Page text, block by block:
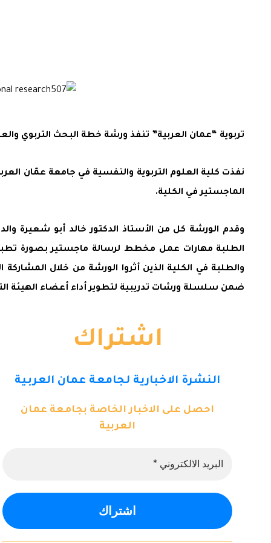
تربوية “عمان العربية” تنفذ ورشة خطة البحث التربوي
نفذت كلية العلوم التربوية والنفسية في جامعة عمّان
الماجستير في الكلية.
وقدم الورشة كل من الأستاذ الدكتور خالد أبو شعيرة
الطلبة مهارات عمل مخطط لرسالة ماجستير بصورة
والطلبة في الكلية الذين أثروا الورشة من خلال
ضمن سلسلة ورشات تدريبية لتطوير أداء أعضاء الهيئة
اشتراك
النشرة الاخبارية لجامعة عمان العربية
احصل على الاخبار الخاصة بجامعة عمان
العربية